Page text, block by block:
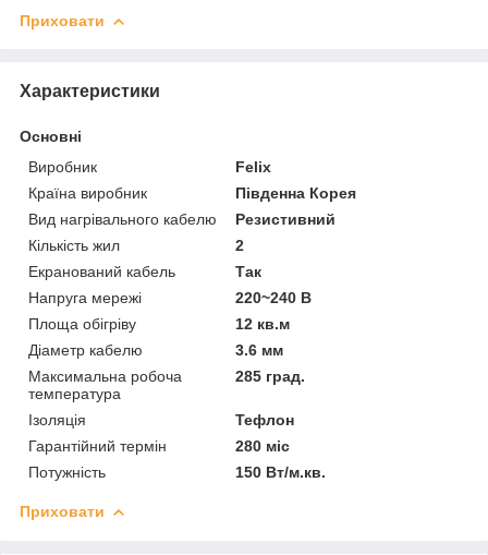
Приховати
Характеристики
Основні
Виробник
Felix
Країна виробник
Південна Корея
Вид нагрівального кабелю
Резистивний
Кількість жил
2
Екранований кабель
Так
Напруга мережі
220~240 В
Площа обігріву
12 кв.м
Діаметр кабелю
3.6 мм
Максимальна робоча
температура
285 град.
Ізоляція
Тефлон
Гарантійний термін
280 міс
Потужність
150 Вт/м.кв.
Приховати